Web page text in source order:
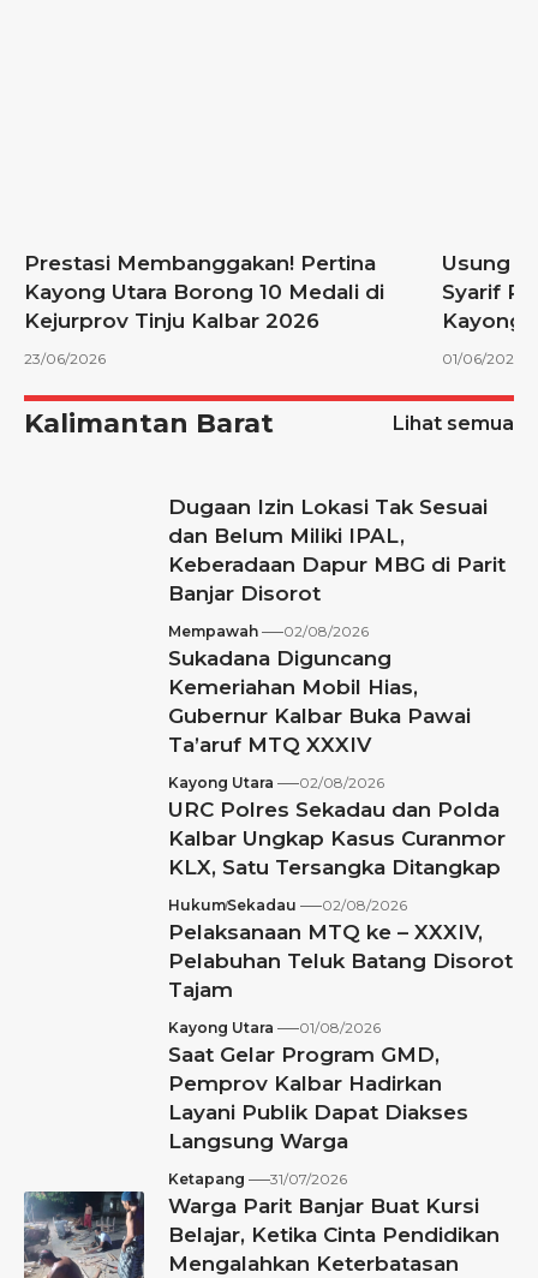
Prestasi Membanggakan! Pertina
Kayong Utara Borong 10 Medali di
Kejurprov Tinju Kalbar 2026
23/06/2026
Usung
Syarif
Kayong
01/06/2026
Kalimantan Barat Lihat semua
Dugaan Izin Lokasi Tak Sesuai
dan Belum Miliki IPAL,
Keberadaan Dapur MBG di Parit
Banjar Disorot
Mempawah 02/08/2026
Sukadana Diguncang
Kemeriahan Mobil Hias,
Gubernur Kalbar Buka Pawai
Ta’aruf MTQ XXXIV
Kayong Utara 02/08/2026
URC Polres Sekadau dan Polda
Kalbar Ungkap Kasus Curanmor
KLX, Satu Tersangka Ditangkap
HukumSekadau 02/08/2026
Pelaksanaan MTQ ke – XXXIV,
Pelabuhan Teluk Batang Disorot
Tajam
Kayong Utara 01/08/2026
Saat Gelar Program GMD,
Pemprov Kalbar Hadirkan
Layani Publik Dapat Diakses
Langsung Warga
Ketapang 31/07/2026
Warga Parit Banjar Buat Kursi
Belajar, Ketika Cinta Pendidikan
Mengalahkan Keterbatasan